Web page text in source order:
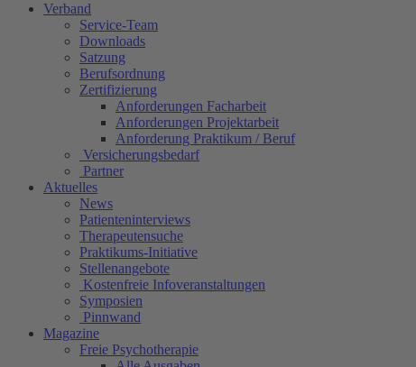
Verband
Service-Team
Downloads
Satzung
Berufsordnung
Zertifizierung
Anforderungen Facharbeit
Anforderungen Projektarbeit
Anforderung Praktikum / Beruf
Versicherungsbedarf
Partner
Aktuelles
News
Patienteninterviews
Therapeutensuche
Praktikums-Initiative
Stellenangebote
Kostenfreie Infoveranstaltungen
Symposien
Pinnwand
Magazine
Freie Psychotherapie